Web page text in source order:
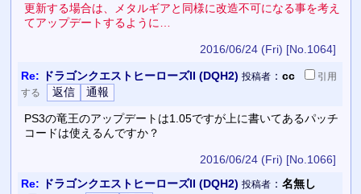
更新する場合は、メタルギアと同様に改造不可になる事を考え
てアップデートするように…
2016/06/24 (Fri) [No.1064]
Re: ドラゴンクエストヒーローズII (DQH2) 投稿者： cc
引用
する
PS3の竜王のアップデートは1.05ですが上に書いてあるパッチ
コードは使えるんですか？
2016/06/24 (Fri) [No.1066]
Re: ドラゴンクエストヒーローズII (DQH2) 投稿者： 名無し